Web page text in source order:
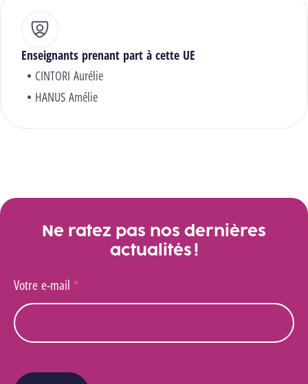
Enseignants prenant part à cette UE
CINTORI Aurélie
HANUS Amélie
Ne ratez pas nos dernières
actualités !
Votre e-mail *